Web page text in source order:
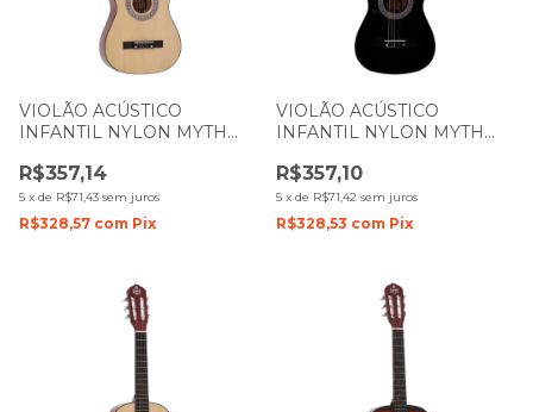
VIOLÃO ACÚSTICO
INFANTIL NYLON MYTH
NATURAL 1090
R$357,14
5 x de R$71,43 sem juros
R$328,57 com Pix
VIOLÃO ACÚSTICO
INFANTIL NYLON MYTH
PRETO 1093
R$357,10
5 x de R$71,42 sem juros
R$328,53 com Pix